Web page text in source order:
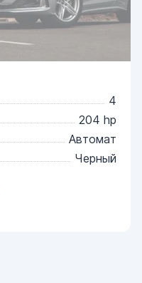
4
204 hp
Автомат
Черный